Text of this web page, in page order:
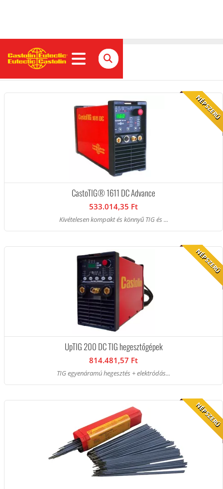
Termékek Magyarország
NÉPSZERŰ
CastoTIG® 1611 DC Advance
533.014,35 Ft
Kivételesen kompakt és könnyű TIG és ...
NÉPSZERŰ
UpTIG 200 DC TIG hegesztőgépek
814.481,57 Ft
TIG egyenáramú hegesztés + elektródás...
NÉPSZERŰ